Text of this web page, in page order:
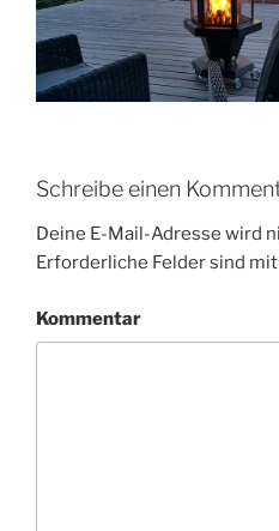
Schreibe einen
Deine E-Mail-Adresse wird
Erforderliche Felder sind mit
Kommentar